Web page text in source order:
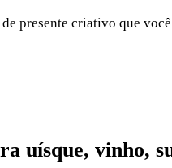
presente criativo que
uísque, vinho,